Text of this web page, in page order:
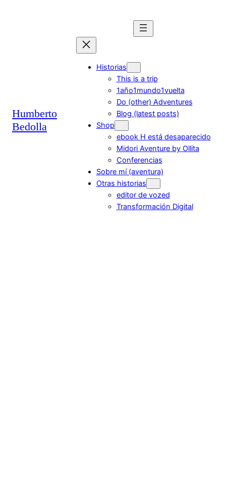
Humberto
Bedolla
Historias
This is a trip
1año1mundo1vuelta
Do (other) Adventures
Blog (latest posts)
Shop
ebook H está desaparecido
Midori Aventure by Ollita
Conferencias
Sobre mí (aventura)
Otras historias
editor de vozed
Transformación Digital